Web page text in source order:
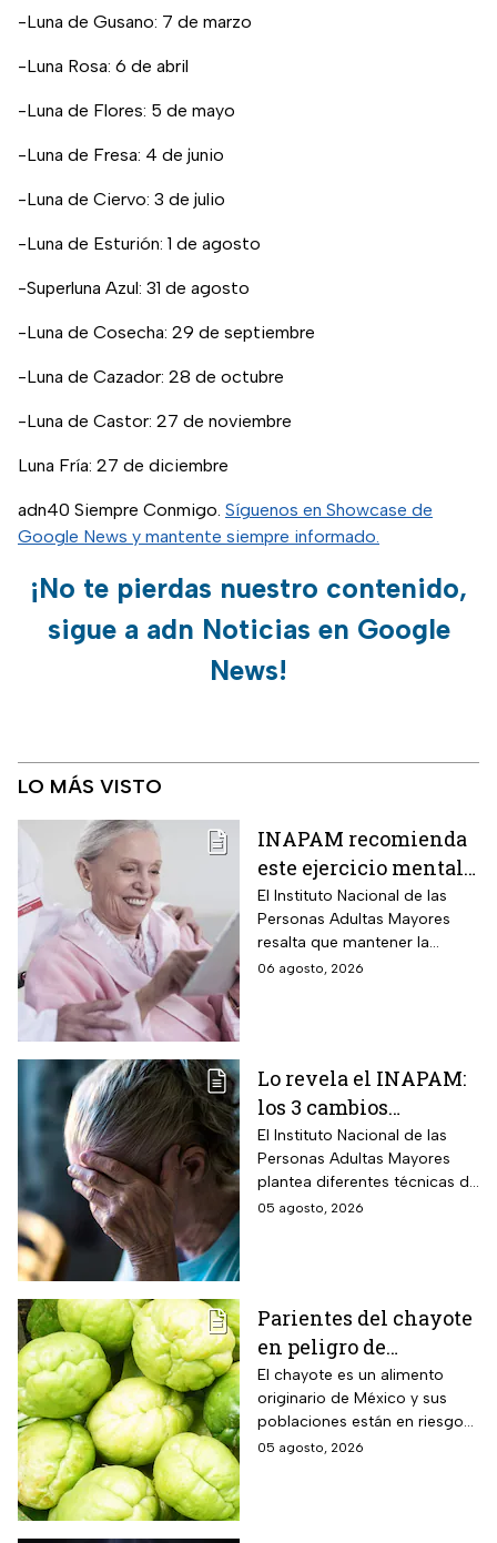
-Luna de Gusano: 7 de marzo
-Luna Rosa: 6 de abril
-Luna de Flores: 5 de mayo
-Luna de Fresa: 4 de junio
-Luna de Ciervo: 3 de julio
-Luna de Esturión: 1 de agosto
-Superluna Azul: 31 de agosto
-Luna de Cosecha: 29 de septiembre
-Luna de Cazador: 28 de octubre
-Luna de Castor: 27 de noviembre
Luna Fría: 27 de diciembre
adn40 Siempre Conmigo. Síguenos en Showcase de
Google News y mantente siempre informado.
¡No te pierdas nuestro contenido,
sigue a adn Noticias en Google
News!
LO MÁS VISTO
INAPAM recomienda
este ejercicio mental
para adultos mayores
5 veces a la semana
durante 3 meses para
mejorar la atención
El Instituto Nacional de las
Personas Adultas Mayores
resalta que mantener la
disciplina es la clave para
06 agosto, 2026
Lo revela el INAPAM:
los 3 cambios
silenciosos que sufre
tu cerebro de forma
natural al envejecer
El Instituto Nacional de las
Personas Adultas Mayores
plantea diferentes técnicas de
estimulación mental para
05 agosto, 2026
Parientes del chayote
en peligro de
extinción, advierte
Instituto de Ecología
El chayote es un alimento
originario de México y sus
poblaciones están en riesgo
de desaparecer a corto plazo
05 agosto, 2026